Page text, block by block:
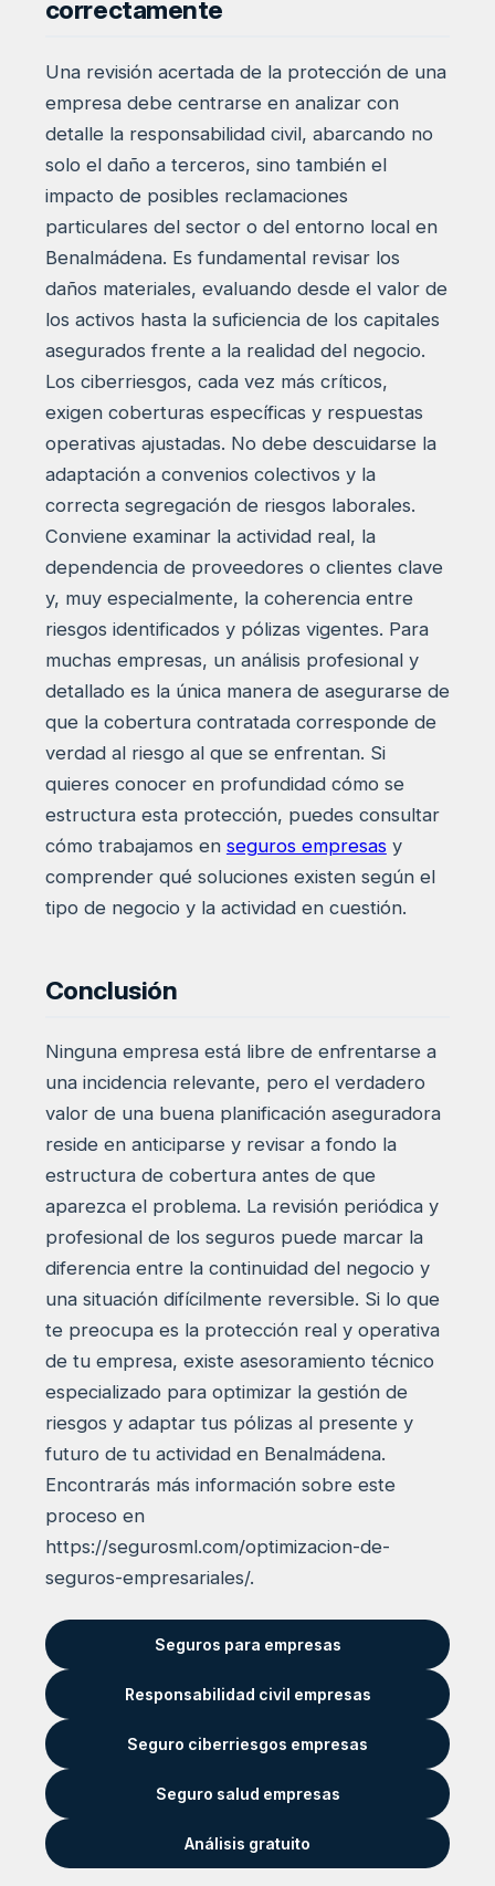
correctamente
Una revisión acertada de la protección de una
empresa debe centrarse en analizar con
detalle la responsabilidad civil, abarcando no
solo el daño a terceros, sino también el
impacto de posibles reclamaciones
particulares del sector o del entorno local en
Benalmádena. Es fundamental revisar los
daños materiales, evaluando desde el valor de
los activos hasta la suficiencia de los capitales
asegurados frente a la realidad del negocio.
Los ciberriesgos, cada vez más críticos,
exigen coberturas específicas y respuestas
operativas ajustadas. No debe descuidarse la
adaptación a convenios colectivos y la
correcta segregación de riesgos laborales.
Conviene examinar la actividad real, la
dependencia de proveedores o clientes clave
y, muy especialmente, la coherencia entre
riesgos identificados y pólizas vigentes. Para
muchas empresas, un análisis profesional y
detallado es la única manera de asegurarse de
que la cobertura contratada corresponde de
verdad al riesgo al que se enfrentan. Si
quieres conocer en profundidad cómo se
estructura esta protección, puedes consultar
cómo trabajamos en seguros empresasy
comprender qué soluciones existen según el
tipo de negocio y la actividad en cuestión.
Conclusión
Ninguna empresa está libre de enfrentarse a
una incidencia relevante, pero el verdadero
valor de una buena planificación aseguradora
reside en anticiparse y revisar a fondo la
estructura de cobertura antes de que
aparezca el problema. La revisión periódica y
profesional de los seguros puede marcar la
diferencia entre la continuidad del negocio y
una situación difícilmente reversible. Si lo que
te preocupa es la protección real y operativa
de tu empresa, existe asesoramiento técnico
especializado para optimizar la gestión de
riesgos y adaptar tus pólizas al presente y
futuro de tu actividad en Benalmádena.
Encontrarás más información sobre este
proceso en
https://segurosml.com/optimizacion-de-
seguros-empresariales/.
Seguros para empresas
Responsabilidad civil empresas
Seguro ciberriesgos empresas
Seguro salud empresas
Análisis gratuito